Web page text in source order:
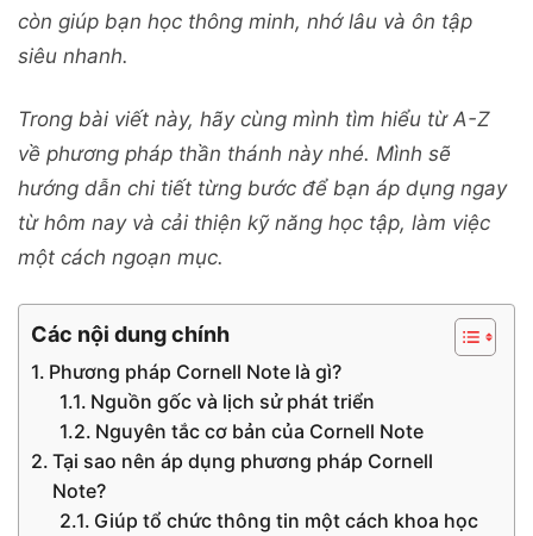
còn giúp bạn học thông minh, nhớ lâu và ôn tập
siêu nhanh.
Trong bài viết này, hãy cùng mình tìm hiểu từ A-Z
về phương pháp thần thánh này nhé. Mình sẽ
hướng dẫn chi tiết từng bước để bạn áp dụng ngay
từ hôm nay và cải thiện kỹ năng học tập, làm việc
một cách ngoạn mục.
Các nội dung chính
Phương pháp Cornell Note là gì?
Nguồn gốc và lịch sử phát triển
Nguyên tắc cơ bản của Cornell Note
Tại sao nên áp dụng phương pháp Cornell
Note?
Giúp tổ chức thông tin một cách khoa học